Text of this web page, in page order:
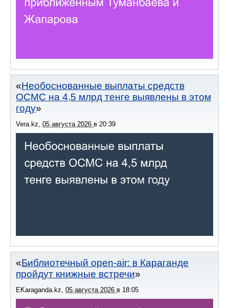
Необоснованные выплаты средств
ОСМС на 4,5 млрд тенге выявлены в этом
году
Vera.kz 05 августа 2026 в 20:39
Библиотечный open-air: в Караганде
пройдут книжные встречи
EKaraganda.kz, 05 августа 2026 в 18:05